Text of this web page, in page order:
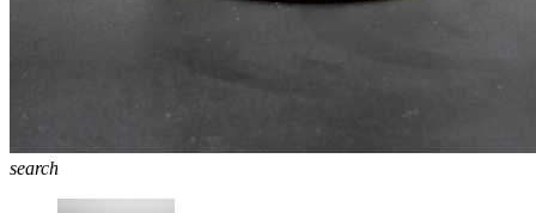
search